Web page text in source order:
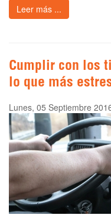
Leer más ...
Cumplir con los
lo que más
Lunes, 05 Septiembre